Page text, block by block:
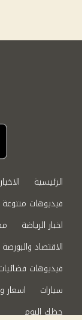
الرئيسية
فيديوهات متنوعة
اخبار الرياضة
الاقتصاد والبورصة
فيديوهات
سيارات
اسعار
حظك اليوم